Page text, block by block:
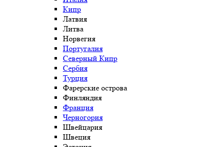
Кипр
Латвия
Литва
Норвегия
Португалия
Северный Кипр
Сербия
Турция
Фарерские острова
Финляндия
Франция
Черногория
Швейцария
Швеция